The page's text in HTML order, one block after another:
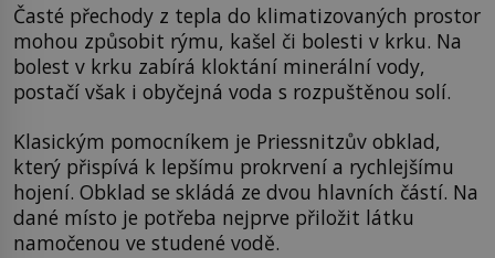
Časté přechody z tepla do klimatizovaných prostor
mohou způsobit rýmu, kašel či bolesti v krku. Na
bolest v krku zabírá kloktání minerální vody,
postačí však i obyčejná voda s rozpuštěnou solí.
Klasickým pomocníkem je Priessnitzův obklad,
který přispívá k lepšímu prokrvení a rychlejšímu
hojení. Obklad se skládá ze dvou hlavních částí. Na
dané místo je potřeba nejprve přiložit látku
namočenou ve studené vodě.